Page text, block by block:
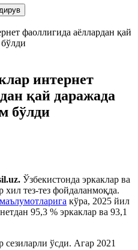
интернет
қай даражада
бўлди
Ўзбекистонда эркаклар ва
хил тез-тез фойдаланмоқда.
маълумотларига кўра, 2025 йил
95,3 % эркаклар ва 93,1
сезиларли ўсди. Агар 2021